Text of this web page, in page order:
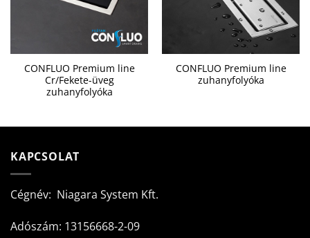
CONFLUO Premium line
Cr/Fekete-üveg
zuhanyfolyóka
CONFLUO Premium line
zuhanyfolyóka
KAPCSOLAT
Cégnév: Niagara System Kft.
Adószám: 13156668-2-09